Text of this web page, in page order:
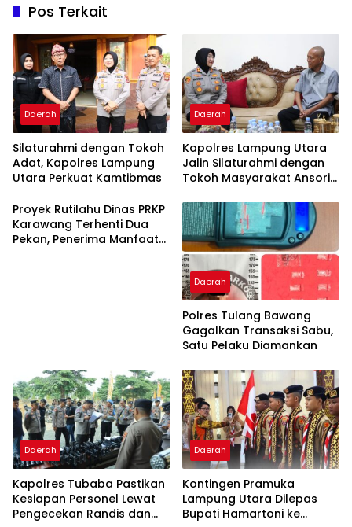
Pos Terkait
Daerah
Silaturahmi dengan Tokoh
Adat, Kapolres Lampung
Utara Perkuat Kamtibmas
Daerah
Kapolres Lampung Utara
Jalin Silaturahmi dengan
Tokoh Masyarakat Ansori
Proyek Rutilahu Dinas PRKP
Karawang Terhenti Dua
Pekan, Penerima Manfaat
Daerah
Polres Tulang Bawang
Gagalkan Transaksi Sabu,
Satu Pelaku Diamankan
Daerah
Kapolres Tubaba Pastikan
Kesiapan Personel Lewat
Pengecekan Randis dan
Daerah
Kontingen Pramuka
Lampung Utara Dilepas
Bupati Hamartoni ke